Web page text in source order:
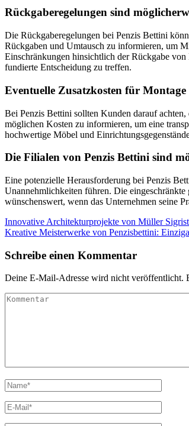
Rückgaberegelungen sind
Die Rückgaberegelungen bei Penzis Bettini
Rückgaben und Umtausch zu informieren, um
Einschränkungen hinsichtlich der Rückgabe
fundierte Entscheidung zu treffen.
Eventuelle Zusatzkosten für
Bei Penzis Bettini sollten Kunden darauf
möglichen Kosten zu informieren, um eine
hochwertige Möbel und
Die Filialen von Penzis Bettini sind
Eine potenzielle Herausforderung bei Penzis
Unannehmlichkeiten führen. Die
wünschenswert, wenn das Unternehmen seine
Beitragsnavigation
Innovative Architekturprojekte von Müller
Kreative Meisterwerke von Penzisbettini:
Schreibe einen Kommentar
Deine E-Mail-Adresse wird nicht veröffentlicht.
Kommentar
Name*
E-
Mail*